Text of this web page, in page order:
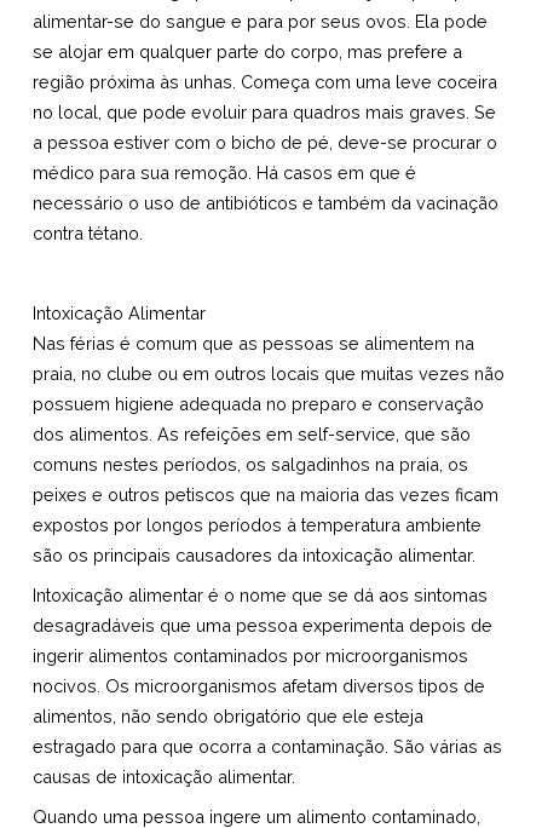
alimentar-se do sangue e para por seus ovos. Ela pode
se alojar em qualquer parte do corpo, mas prefere a
região próxima às unhas. Começa com uma leve coceira
no local, que pode evoluir para quadros mais graves. Se
a pessoa estiver com o bicho de pé, deve-se procurar o
médico para sua remoção. Há casos em que é
necessário o uso de antibióticos e também da vacinação
contra tétano.
Intoxicação Alimentar
Nas férias é comum que as pessoas se alimentem na
praia, no clube ou em outros locais que muitas vezes não
possuem higiene adequada no preparo e conservação
dos alimentos. As refeições em self-service, que são
comuns nestes períodos, os salgadinhos na praia, os
peixes e outros petiscos que na maioria das vezes ficam
expostos por longos períodos à temperatura ambiente
são os principais causadores da intoxicação alimentar.
Intoxicação alimentar é o nome que se dá aos sintomas
desagradáveis que uma pessoa experimenta depois de
ingerir alimentos contaminados por microorganismos
nocivos. Os microorganismos afetam diversos tipos de
alimentos, não sendo obrigatório que ele esteja
estragado para que ocorra a contaminação. São várias as
causas de intoxicação alimentar.
Quando uma pessoa ingere um alimento contaminado,